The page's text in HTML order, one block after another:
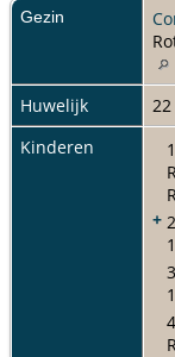
Gezin
Huwelijk
Kinderen
+